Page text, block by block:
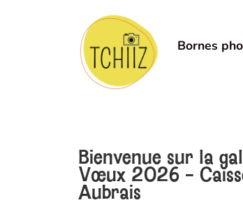
Bornes
Bienvenue sur la
Vœux 2026 -
Aubrais